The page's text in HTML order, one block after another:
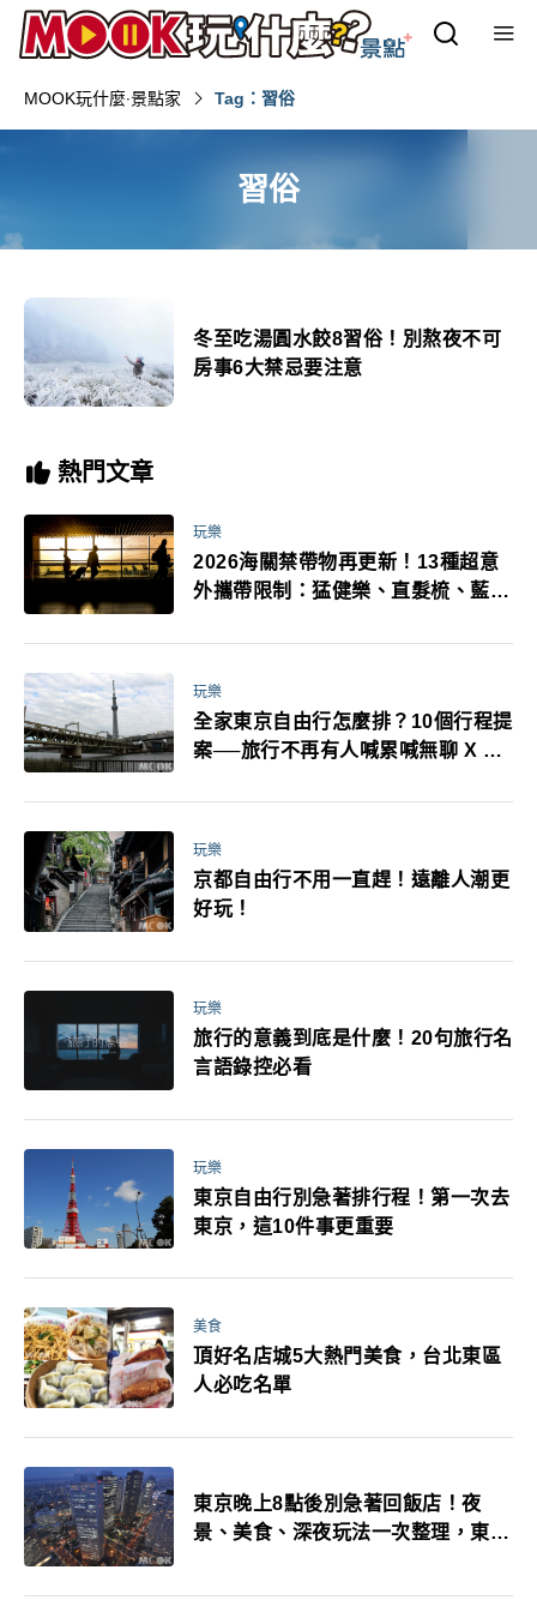
MOOK玩什麼‧景點家 Tag：習俗
習俗
冬至吃湯圓水餃8習俗！別熬夜不可
房事6大禁忌要注意
熱門文章
玩樂
2026海關禁帶物再更新！13種超意
外攜帶限制：猛健樂、直髮梳、藍牙
萬！注意事項一次看！
玩樂
全家東京自由行怎麼排？10個行程提
案──旅行不再有人喊累喊無聊 X 爸
玩樂
京都自由行不用一直趕！遠離人潮更
好玩！
玩樂
旅行的意義到底是什麼！20句旅行名
言語錄控必看
玩樂
東京自由行別急著排行程！第一次去
東京，這10件事更重要
美食
頂好名店城5大熱門美食，台北東區
人必吃名單
東京晚上8點後別急著回飯店！夜
景、美食、深夜玩法一次整理，東京